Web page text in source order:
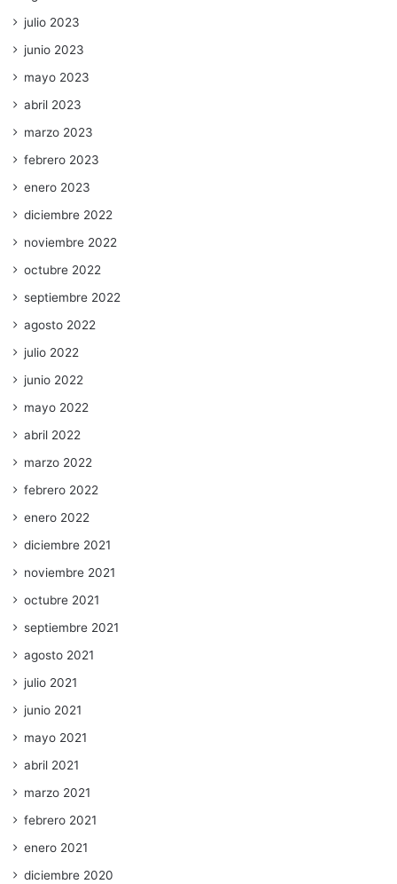
julio 2023
junio 2023
mayo 2023
abril 2023
marzo 2023
febrero 2023
enero 2023
diciembre 2022
noviembre 2022
octubre 2022
septiembre 2022
agosto 2022
julio 2022
junio 2022
mayo 2022
abril 2022
marzo 2022
febrero 2022
enero 2022
diciembre 2021
noviembre 2021
octubre 2021
septiembre 2021
agosto 2021
julio 2021
junio 2021
mayo 2021
abril 2021
marzo 2021
febrero 2021
enero 2021
diciembre 2020